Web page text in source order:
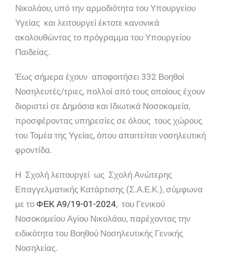
Νικολάου, υπό την αρμοδιότητα του Υπουργείου
Υγείας και λειτουργεί έκτοτε κανονικά
ακολουθώντας το πρόγραμμα του Υπουργείου
Παιδείας.
Έως σήμερα έχουν αποφοιτήσει 332 Βοηθοί
Νοσηλευτές/τριες, πολλοί από τους οποίους έχουν
διοριστεί σε Δημόσια και Ιδιωτικά Νοσοκομεία,
προσφέροντας υπηρεσίες σε όλους τους χώρους
του Τομέα της Υγείας, όπου απαιτείται νοσηλευτική
φροντίδα.
Η Σχολή λειτουργεί ως Σχολή Ανώτερης
Επαγγελματικής Κατάρτισης (Σ.Α.Ε.Κ.), σύμφωνα
με το ΦΕΚ Α9/19-01-2024, του Γενικού
Νοσοκομείου Αγίου Νικολάου, παρέχοντας την
ειδικότητα του Βοηθού Νοσηλευτικής Γενικής
Νοσηλείας.